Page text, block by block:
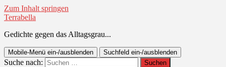
Zum Inhalt springen
Terrabella
Gedichte gegen das Alltagsgrau...
Mobile-Menü ein-/ausblenden Suchfeld ein-/ausblenden
Suche nach: